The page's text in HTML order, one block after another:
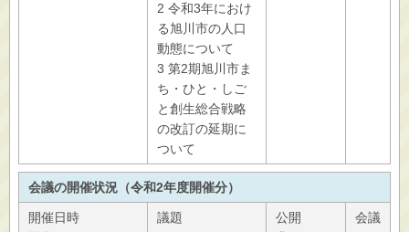
2 令和3年におけ
る旭川市の人口
動態について
3 第2期旭川市ま
ち・ひと・しご
と創生総合戦略
の改訂の延期に
ついて
会議の開催状況（令和2年度開催分）
開催日時
議題
公開
会議